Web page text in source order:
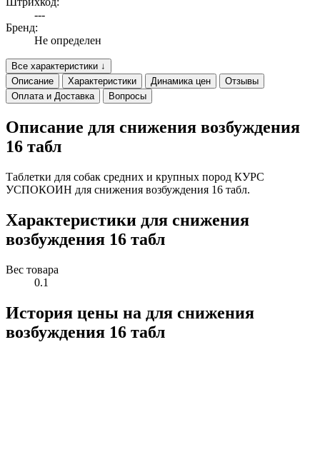
---
Бренд:
Не определен
Все характеристики ↓
Описание
Характеристики Динамика цен
Отзывы
Оплата и Доставка
Вопросы
Описание для снижения возбуждения
16 табл
Таблетки для собак средних и крупных пород КУРС
УСПОКОИН для снижения возбуждения 16 табл.
Характеристики для снижения
возбуждения 16 табл
Вес товара
0.1
История цены на для снижения
возбуждения 16 табл